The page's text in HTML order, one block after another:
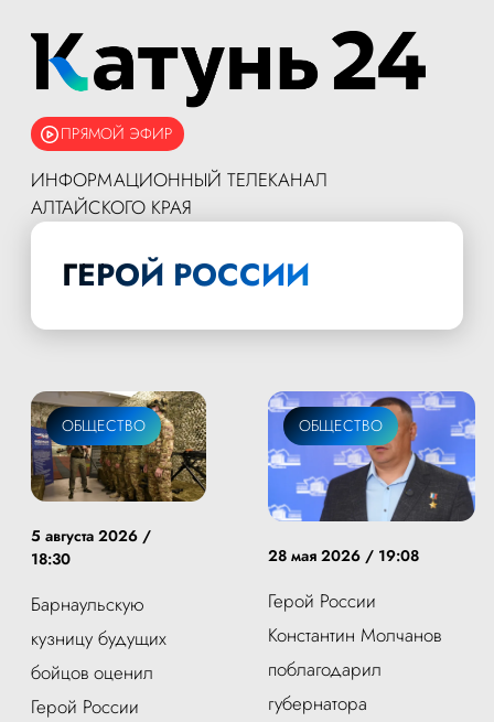
ПРЯМОЙ ЭФИР
ИНФОРМАЦИОННЫЙ ТЕЛЕКАНАЛ
АЛТАЙСКОГО КРАЯ
ГЕРОЙ РОССИИ
ОБЩЕСТВО
5 августа 2026 /
18:30
Барнаульскую
кузницу будущих
бойцов оценил
Герой России
ОБЩЕСТВО
28 мая 2026 / 19:08
Герой России
Константин Молчанов
поблагодарил
губернатора